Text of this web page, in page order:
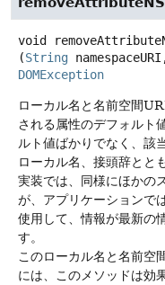
void
(String
DOMException
ローカル名と名前空間
される属性のデフォルト
ルト値ばかりでなく、該
ローカル名、接頭辞とと
実装では、同様にほかの
が、アプリケーションで
使用して、情報が最新の
す。
このローカル名と名前空
には、このメソッドは効